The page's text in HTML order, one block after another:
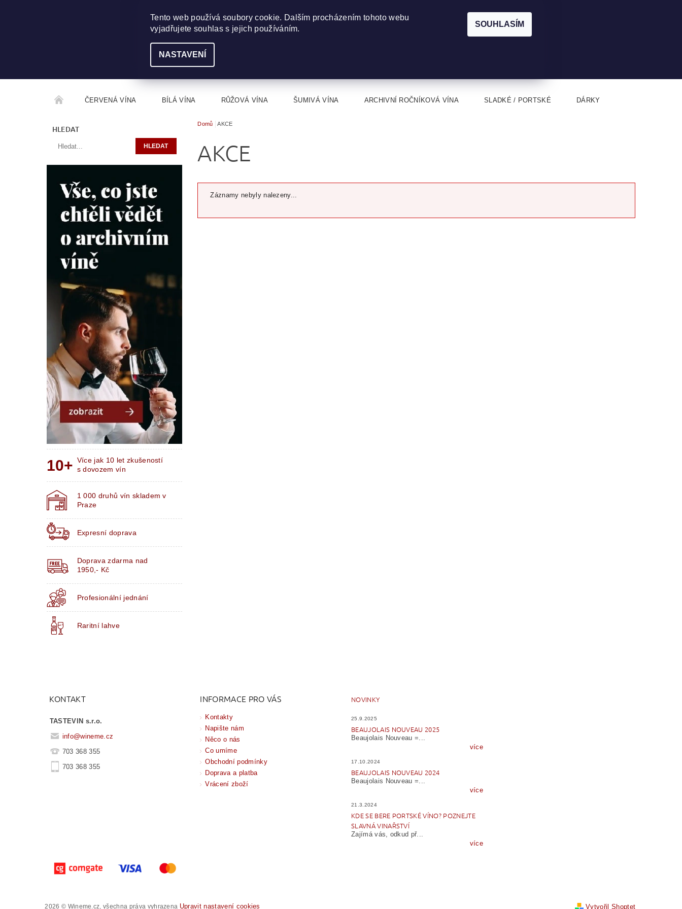
ČERVENÁ VÍNA BÍLÁ VÍNA RŮŽOVÁ VÍNA ŠUMIVÁ VÍNA ARCHIVNÍ ROČNÍKOVÁ VÍNA SLADKÉ / PORTSKÉ DÁRKY
ROČNÍKOVÝ ALKOHOL ROZCESTNÍK VÍN
HLEDAT
Více jak 10 let zkušeností
s dovozem vín
1 000 druhů vín skladem v
Praze
Expresní doprava
Doprava zdarma nad
1950,- Kč
Profesionální jednání
Raritní lahve
Domů AKCE
AKCE
Záznamy nebyly nalezeny...
KONTAKT
TASTEVIN s.r.o.
info@wineme.cz
703 368 355
703 368 355
INFORMACE PRO VÁS
Kontakty
Napište nám
Něco o nás
Co umíme
Obchodní podmínky
Doprava a platba
Vrácení zboží
NOVINKY
25.9.2025
BEAUJOLAIS NOUVEAU 2025
Beaujolais Nouveau =...
více
17.10.2024
BEAUJOLAIS NOUVEAU 2024
Beaujolais Nouveau =...
více
21.3.2024
KDE SE BERE PORTSKÉ VÍNO? POZNEJTE
SLAVNÁ VINAŘSTVÍ
Zajímá vás, odkud př...
více
2026 © Wineme.cz, všechna práva vyhrazena Upravit nastavení cookies Vytvořil Shoptet
Tento web používá soubory cookie. Dalším procházením tohoto webu
vyjadřujete souhlas s jejich používáním.
NASTAVENÍ
SOUHLASÍM